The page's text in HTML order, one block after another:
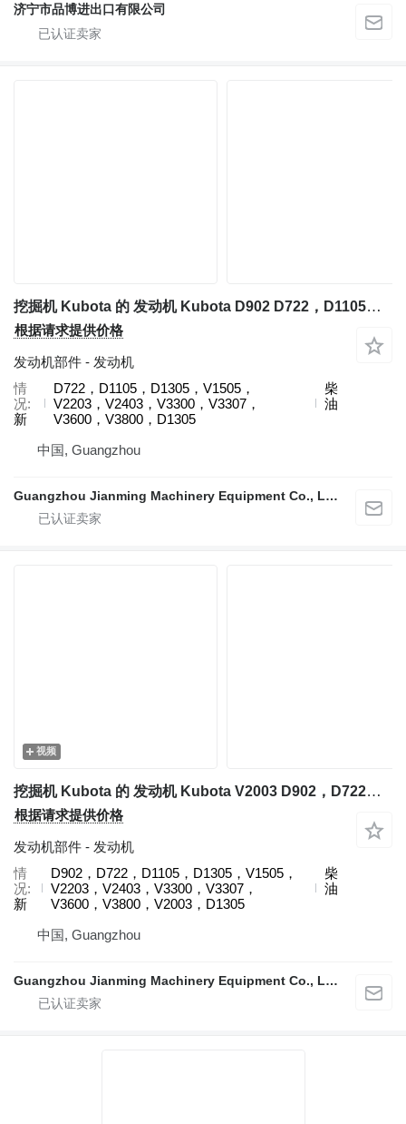
济宁市品博进出口有限公司
挖掘机 Kubota 的 发动机 Kubota D902 D722，D1105，D1305，V1505，V2203，V2403，V3300，V3307，V3600，V3800，D1305
根据请求提供价格
发动机部件 - 发动机
情
况
新
D722，D1105，D1305，V1505，
V2203，V2403，V3300，V3307，
V3600，V3800，D1305
柴
油
中国, Guangzhou
Guangzhou Jianming Machinery Equipment Co., Ltd.
视频
挖掘机 Kubota 的 发动机 Kubota V2003 D902，D722，D1105，D1305，V1505，V2203，V2403，V3300，V3307，V3600，V3800，V2003，D1305
根据请求提供价格
发动机部件 - 发动机
情
况
新
D902，D722，D1105，D1305，V1505，
V2203，V2403，V3300，V3307，
V3600，V3800，V2003，D1305
柴
油
中国, Guangzhou
Guangzhou Jianming Machinery Equipment Co., Ltd.